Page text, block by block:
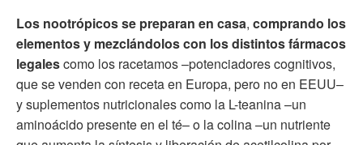
Los nootrópicos se preparan en casa, comprando los
elementos y mezclándolos con los distintos fármacos
legalescomo los racetamos –potenciadores cognitivos,
que se venden con receta en Europa, pero no en EEUU–
y suplementos nutricionales como la L-teanina –un
aminoácido presente en el té– o la colina –un nutriente